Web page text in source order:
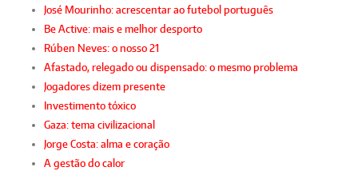
José Mourinho: acrescentar ao futebol português
Be Active: mais e melhor desporto
Rúben Neves: o nosso 21
Afastado, relegado ou dispensado: o mesmo problema
Jogadores dizem presente
Investimento tóxico
Gaza: tema civilizacional
Jorge Costa: alma e coração
A gestão do calor